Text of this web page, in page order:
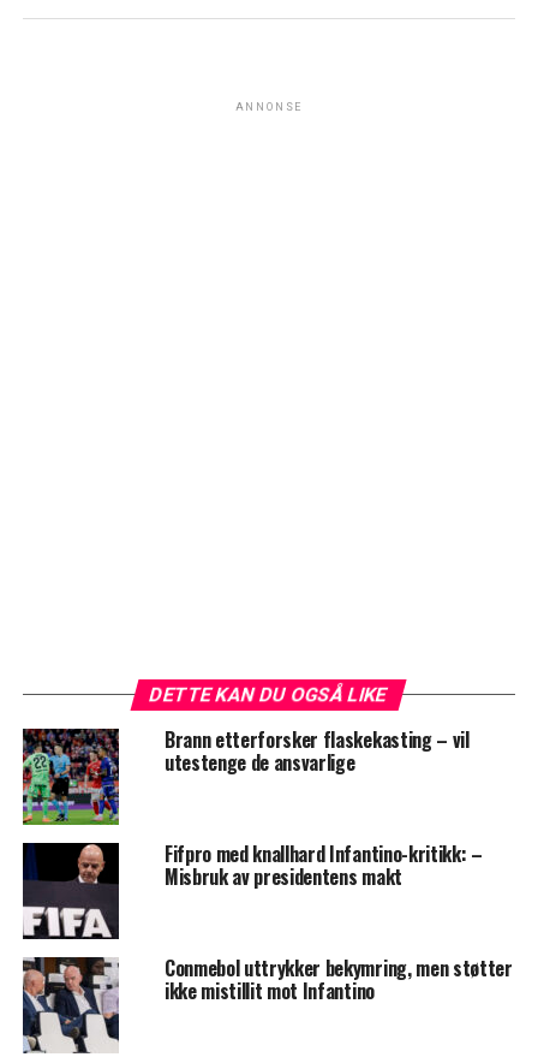
ANNONSE
DETTE KAN DU OGSÅ LIKE
Brann etterforsker flaskekasting – vil
utestenge de ansvarlige
Fifpro med knallhard Infantino-kritikk: –
Misbruk av presidentens makt
Conmebol uttrykker bekymring, men støtter
ikke mistillit mot Infantino